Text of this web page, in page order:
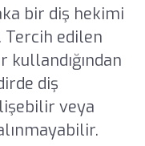
bir diş hekimi
Tercih edilen
diş
veya